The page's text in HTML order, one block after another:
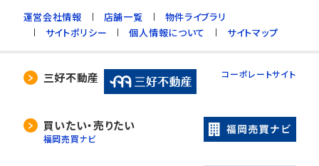
運営会社情報 店舗一覧
物件ライブラリ
サイトポリシー
個人情報について サイトマップ
三好不動産 コーポレートサイト
買いたい・売りたい
福岡売買ナビ